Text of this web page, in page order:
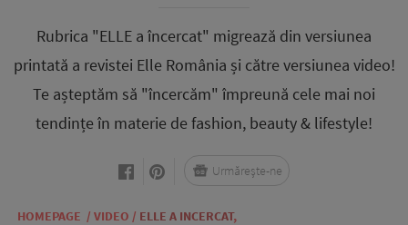
Rubrica "ELLE a încercat" migrează din versiunea
printată a revistei Elle România și către versiunea video!
Te așteptăm să "încercăm" împreună cele mai noi
tendințe în materie de fashion, beauty & lifestyle!
HOMEPAGE / VIDEO / ELLE A INCERCAT,
Urmărește-ne